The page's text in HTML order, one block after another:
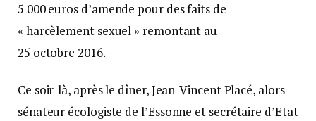
5 000 euros d’amende pour des faits de
« harcèlement sexuel » remontant au
25 octobre 2016.
Ce soir-là, après le dîner, Jean-Vincent Placé, alors
sénateur écologiste de l’Essonne et secrétaire d’Etat